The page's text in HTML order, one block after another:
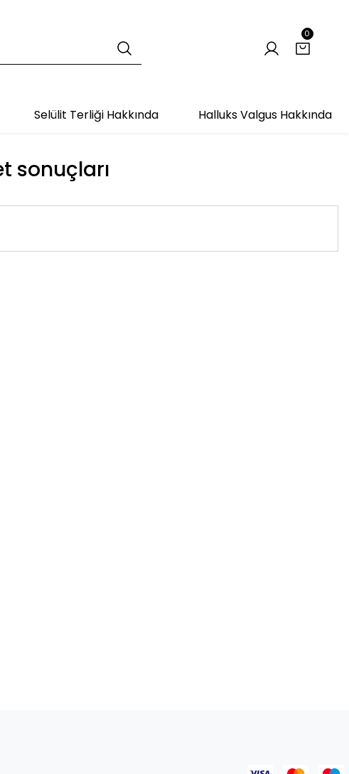
0
Selülit Terliği Hakkında Halluks Valgus Hakkında
sonuçları